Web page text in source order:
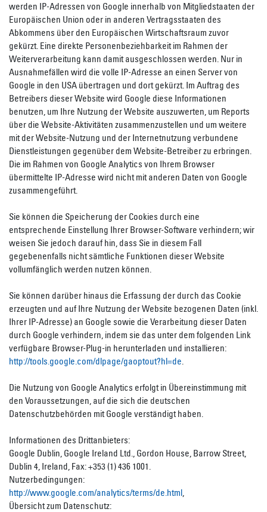
werden IP-Adressen von Google innerhalb von Mitgliedstaaten der
Europäischen Union oder in anderen Vertragsstaaten des
Abkommens über den Europäischen Wirtschaftsraum zuvor
gekürzt. Eine direkte Personenbeziehbarkeit im Rahmen der
Weiterverarbeitung kann damit ausgeschlossen werden. Nur in
Ausnahmefällen wird die volle IP-Adresse an einen Server von
Google in den USA übertragen und dort gekürzt. Im Auftrag des
Betreibers dieser Website wird Google diese Informationen
benutzen, um Ihre Nutzung der Website auszuwerten, um Reports
über die Website-Aktivitäten zusammenzustellen und um weitere
mit der Website-Nutzung und der Internetnutzung verbundene
Dienstleistungen gegenüber dem Website-Betreiber zu erbringen.
Die im Rahmen von Google Analytics von Ihrem Browser
übermittelte IP-Adresse wird nicht mit anderen Daten von Google
zusammengeführt.
Sie können die Speicherung der Cookies durch eine
entsprechende Einstellung Ihrer Browser-Software verhindern; wir
weisen Sie jedoch darauf hin, dass Sie in diesem Fall
gegebenenfalls nicht sämtliche Funktionen dieser Website
vollumfänglich werden nutzen können.
Sie können darüber hinaus die Erfassung der durch das Cookie
erzeugten und auf Ihre Nutzung der Website bezogenen Daten (inkl.
Ihrer IP-Adresse) an Google sowie die Verarbeitung dieser Daten
durch Google verhindern, indem sie das unter dem folgenden Link
verfügbare Browser-Plug-in herunterladen und installieren:
http://tools.google.com/dlpage/gaoptout?hl=de.
Die Nutzung von Google Analytics erfolgt in Übereinstimmung mit
den Voraussetzungen, auf die sich die deutschen
Datenschutzbehörden mit Google verständigt haben.
Informationen des Drittanbieters:
Google Dublin, Google Ireland Ltd., Gordon House, Barrow Street,
Dublin 4, Ireland, Fax: +353 (1) 436 1001.
Nutzerbedingungen:
http://www.google.com/analytics/terms/de.html,
Übersicht zum Datenschutz: